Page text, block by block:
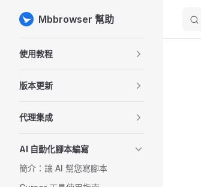
Skip to content
Mbbrowser 幫助
使用教程
版本更新
代理集成
AI 自動化腳本編寫
簡介：讓 AI 幫您寫腳本